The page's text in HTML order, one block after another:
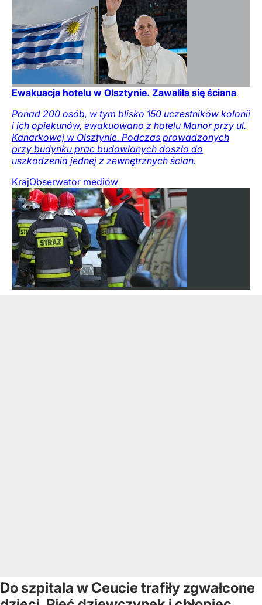
Ewakuacja hotelu w Olsztynie. Zawaliła się ściana
Ponad 200 osób, w tym blisko 150 uczestników kolonii
i ich opiekunów, ewakuowano z hotelu Manor przy ul.
Kanarkowej w Olsztynie. Podczas prowadzonych
przy budynku prac budowlanych doszło do
uszkodzenia jednej z zewnętrznych ścian.
KrajObserwator mediów
Do szpitala w Ceucie trafiły zgwałcone